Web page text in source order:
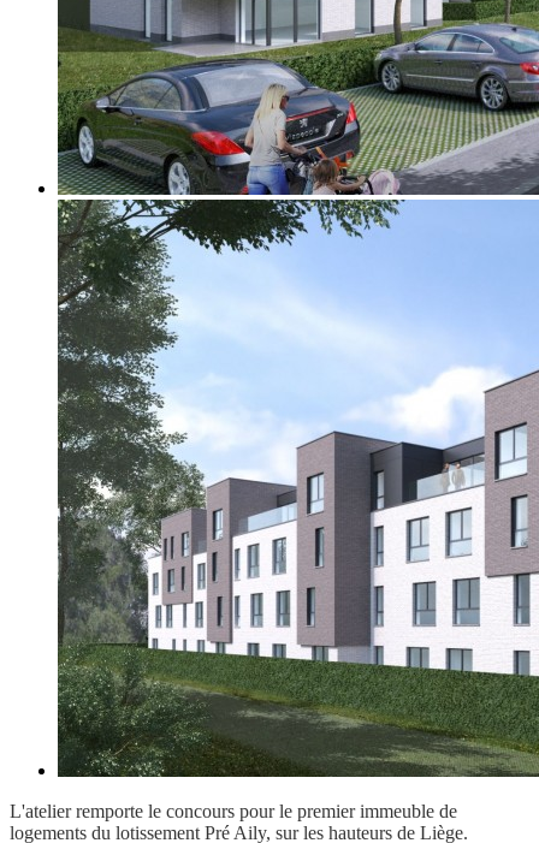
L'atelier remporte le concours pour le premier immeuble de
logements du lotissement Pré Aily, sur les hauteurs de Liège.